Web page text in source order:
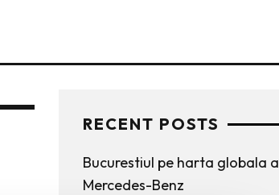
RECENT POSTS
Bucurestiul pe harta globala a
Mercedes-Benz